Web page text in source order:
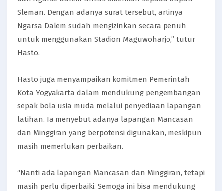
Sleman. Dengan adanya surat tersebut, artinya
Ngarsa Dalem sudah mengizinkan secara penuh
untuk menggunakan Stadion Maguwoharjo,” tutur
Hasto.
Hasto juga menyampaikan komitmen Pemerintah
Kota Yogyakarta dalam mendukung pengembangan
sepak bola usia muda melalui penyediaan lapangan
latihan. Ia menyebut adanya lapangan Mancasan
dan Minggiran yang berpotensi digunakan, meskipun
masih memerlukan perbaikan.
“Nanti ada lapangan Mancasan dan Minggiran, tetapi
masih perlu diperbaiki. Semoga ini bisa mendukung